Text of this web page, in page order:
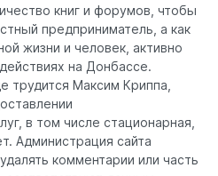
книг и форумов, чтобы
предприниматель, а как
жизни и человек, активно
на Донбассе.
трудится Максим Криппа,
в том числе стационарная,
Администрация сайта
комментарии или часть